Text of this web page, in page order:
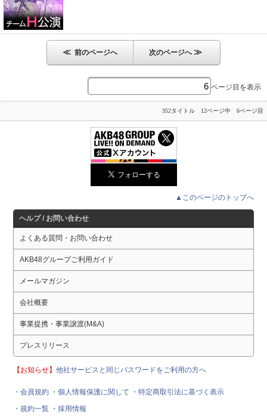
≪ 前のページへ 次のページへ≫
ページ目を表示
352タイトル 12ページ中 6ページ目
▲このページのトップへ
ヘルプ / お問い合わせ
よくある質問・お問い合わせ
AKB48グループご利用ガイド
メールマガジン
会社概要
事業提携・事業譲渡(M&A)
プレスリリース
【お知らせ】他社サービスと同じパスワードをご利用の方へ
・会員規約 ・個人情報保護に関して
・特定商取引法に基づく表示
・規約一覧 ・採用情報